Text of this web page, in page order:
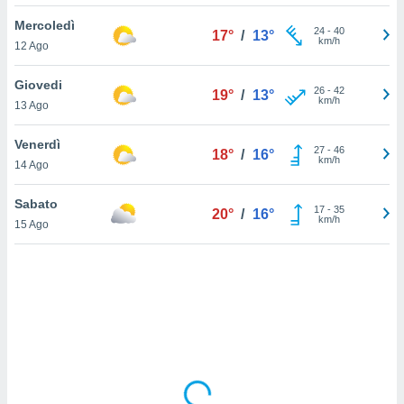
cookie
il tuo
in
a piè
del
Mercoledì
12 Ago
17° / 13° 24- 40
km/h
Giovedi
13 Ago
19° / 13° 26- 42
km/h
Venerdì
14 Ago
18° / 16° 27- 46
km/h
Sabato
15 Ago
20° / 16° 17- 35
km/h